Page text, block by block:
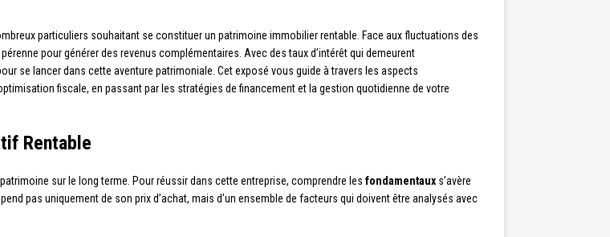
particuliers souhaitant se constituer un patrimoine immobilier rentable. Face aux fluctuations des
pour générer des revenus complémentaires. Avec des taux d’intérêt qui demeurent
se lancer dans cette aventure patrimoniale. Cet exposé vous guide à travers les aspects
fiscale, en passant par les stratégies de financement et la gestion quotidienne de votre
Rentable
sur le long terme. Pour réussir dans cette entreprise, comprendre les fondamentaux s’avère
pas uniquement de son prix d’achat, mais d’un ensemble de facteurs qui doivent être analysés avec